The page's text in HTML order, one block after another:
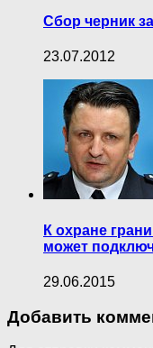
Сбор черник
23.07.2012
К охране
может
29.06.2015
Добавить